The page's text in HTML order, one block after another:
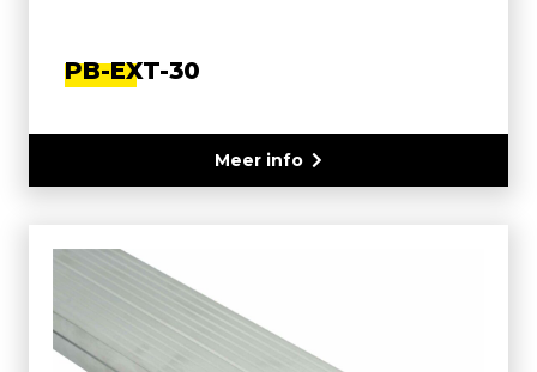
PB-EXT-30
Meer info